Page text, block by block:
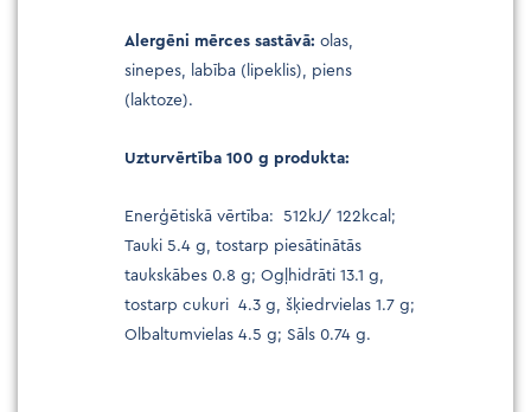
Alergēni mērces sastāvā: olas,
sinepes, labība (lipeklis), piens
(laktoze).
Uzturvērtība 100 g produkta:
Enerģētiskā vērtība: 512kJ/ 122kcal;
Tauki 5.4 g, tostarp piesātinātās
taukskābes 0.8 g; Ogļhidrāti 13.1 g,
tostarp cukuri 4.3 g, šķiedrvielas 1.7 g;
Olbaltumvielas 4.5 g; Sāls 0.74 g.